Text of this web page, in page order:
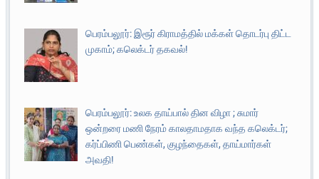
பெரம்பலூர்: இரூர் கிராமத்தில் மக்கள் தொடர்பு திட்ட
முகாம்; கலெக்டர் தகவல்!
பெரம்பலூர்: உலக தாய்பால் தின விழா ; சுமார்
ஒன்றரை மணி நேரம் காலதாமதாக வந்த கலெக்டர்;
கர்ப்பிணி பெண்கள், குழந்தைகள், தாய்மார்கள்
அவதி!